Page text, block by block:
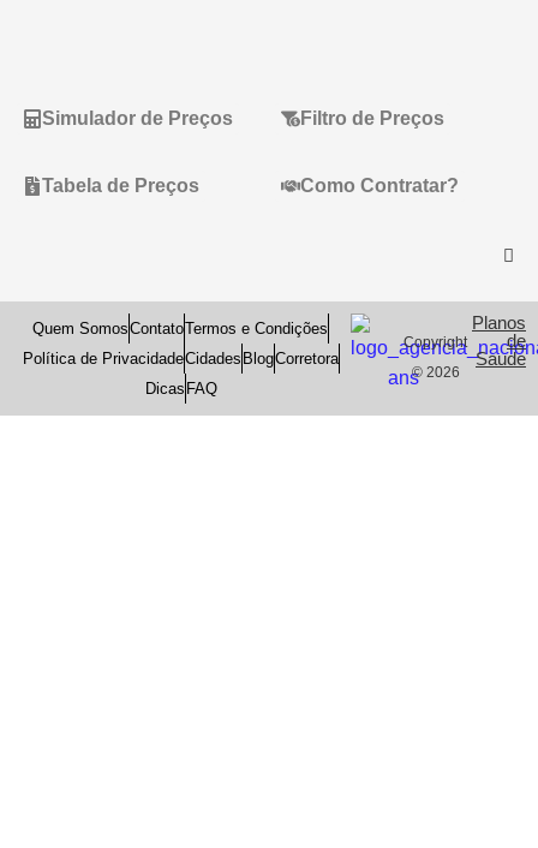
Simulador de Preços Filtro de Preços
Tabela de Preços Como Contratar?
Quem SomosContatoTermos e Condições
Política de PrivacidadeCidades BlogCorretora
Dicas FAQ
Copyright
© 2026
Planos
de
Saude